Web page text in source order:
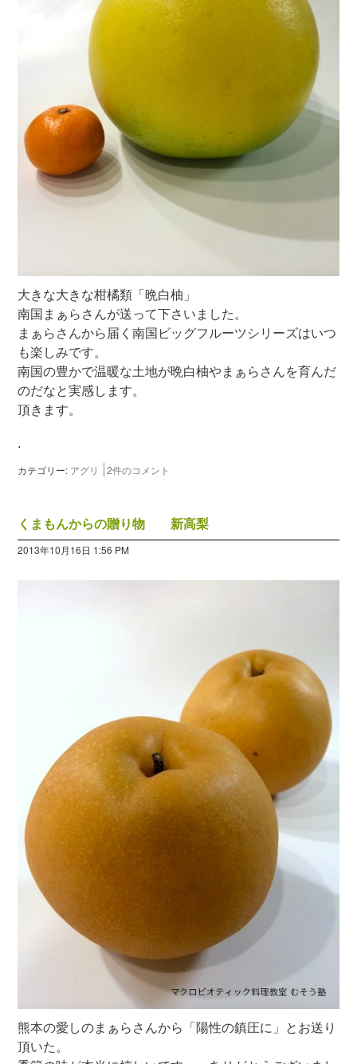
大きな大きな柑橘類「晩白柚」
南国まぁらさんが送って下さいました。
まぁらさんから届く南国ビッグフルーツシリーズはいつ
も楽しみです。
南国の豊かで温暖な土地が晩白柚やまぁらさんを育んだ
のだなと実感します。
頂きます。
.
カテゴリー: アグリ 2件のコメント
くまもんからの贈り物 新高梨
2013年10月16日 1:56 PM
熊本の愛しのまぁらさんから「陽性の鎮圧に」とお送り
頂いた。